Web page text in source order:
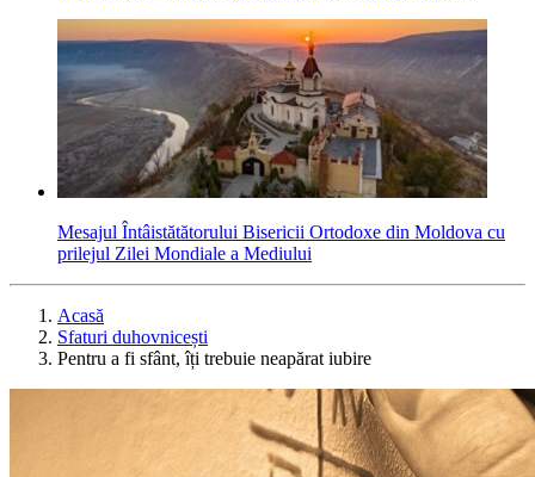
Mesajul Întâistătătorului Bisericii Ortodoxe din Moldova cu
prilejul Zilei Mondiale a Mediului
Acasă
Sfaturi duhovnicești
Pentru a fi sfânt, îți trebuie neapărat iubire